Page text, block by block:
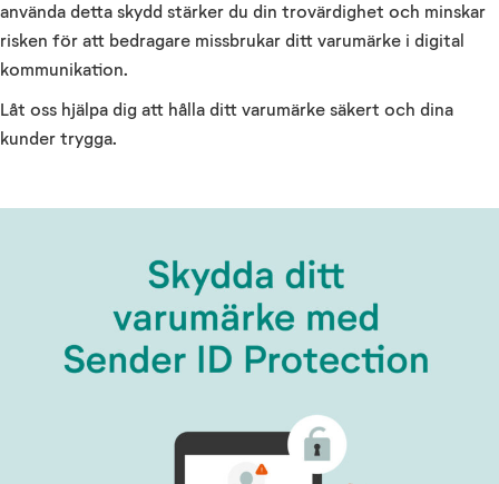
använda detta skydd stärker du din trovärdighet och minskar
risken för att bedragare missbrukar ditt varumärke i digital
kommunikation.
Låt oss hjälpa dig att hålla ditt varumärke säkert och dina
kunder trygga.